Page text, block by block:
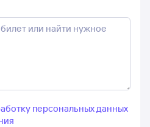
персональных данных